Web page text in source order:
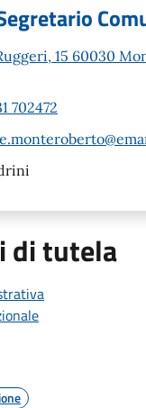
15 60030
702472
di tutela